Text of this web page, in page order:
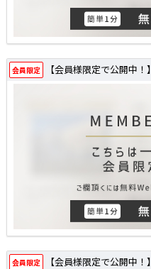
会員限定 【会員様限定で公開中！】
会員限定 【会員様限定で公開中！】